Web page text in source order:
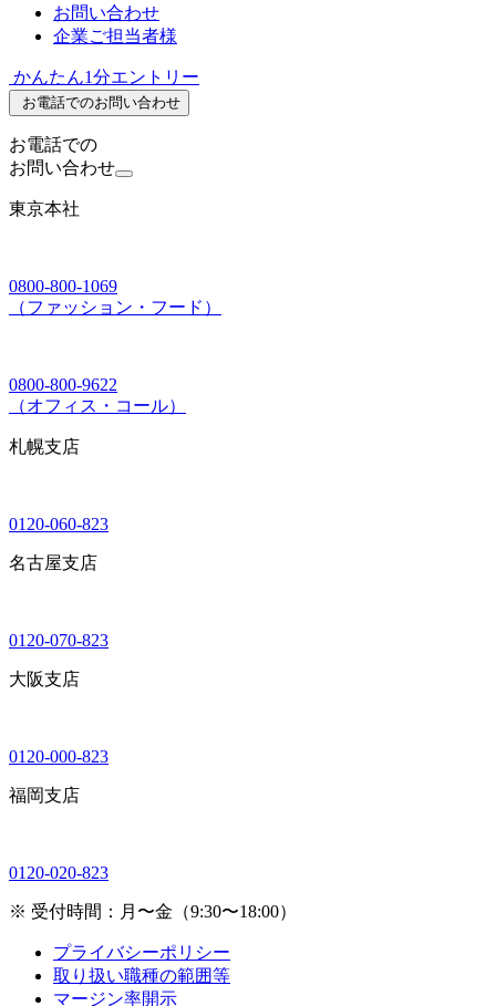
お問い合わせ
企業ご担当者様
かんたん1分エントリー
お電話でのお問い合わせ
お電話での
お問い合わせ
東京本社
0800-800-1069
（ファッション・フード）
0800-800-9622
（オフィス・コール）
札幌支店
0120-060-823
名古屋支店
0120-070-823
大阪支店
0120-000-823
福岡支店
0120-020-823
※ 受付時間：月〜金（9:30〜18:00）
プライバシーポリシー
取り扱い職種の範囲等
マージン率開示